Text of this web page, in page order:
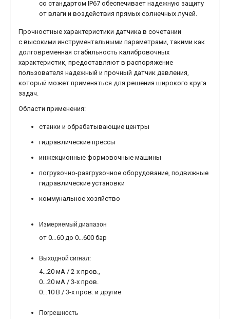
со стандартом IP67 обеспечивает надежную защиту
от влаги и воздействия прямых солнечных лучей.
Прочностные характеристики датчика в сочетании
с высокими инструментальными параметрами, такими как
долговременная стабильность калибровочных
характеристик, предоставляют в распоряжение
пользователя надежный и прочный датчик давления,
который может применяться для решения широкого круга
задач.
Области применения:
станки и обрабатывающие центры
гидравлические прессы
инжекционные формовочные машины
погрузочно-разгрузочное оборудование, подвижные
гидравлические установки
коммунальное хозяйство
Измеряемый диапазон
от 0…60 до 0…600 бар
Выходной сигнал:
4…20 мА / 2-х пров.,
0…20 мА / 3-х пров.
0…10 В / 3-х пров. и другие
Погрешность